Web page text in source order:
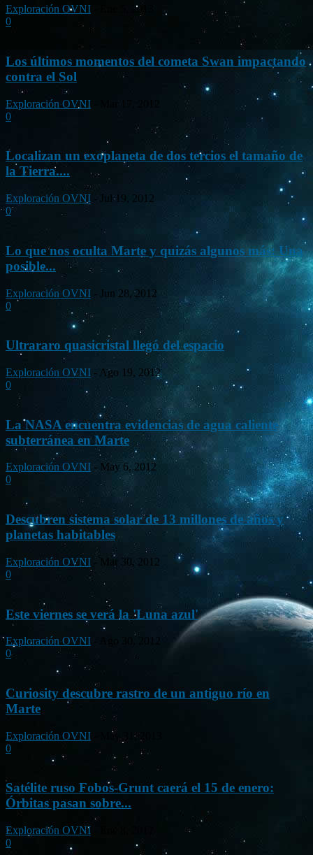
Exploración OVNI
Ene 5, 2013
0
Los últimos momentos del cometa Swan impactando
contra el Sol
Exploración OVNI
0
Localizan un exoplaneta de dos tercios el tamaño de
la Tierra....
Exploración OVNI -
Jul 19, 2012
0
Lo que nos oculta Marte y quizás algunos más: Una
posible...
Exploración OVNI - Jun 28, 2012
0
Ultrararo quasicristal llegó del espacio
Exploración OVNI - Ago 19, 2012
0
La NASA encuentra evidencias de agua caliente
subterránea en Marte
Exploración OVNI - May 6, 2012
0
Descubren sistema solar de 13 millones de años y
planetas habitables
Exploración OVNI - Mar 30, 2012
0
Este viernes se verá la 'Luna azul'
Exploración OVNI
Ago 30, 2012
0
Curiosity descubre rastro de un antiguo río en
Marte
Exploración OVNI
May 31, 2013
0
Satélite ruso Fobos-Grunt caerá el 15 de enero:
Órbitas pasan sobre...
Exploración OVNI
0